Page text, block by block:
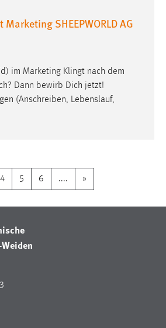
SHEEPWORLD AG
im Marketing Klingt nach dem
Dann bewirb Dich jetzt!
(Anschreiben, Lebenslauf,
4 5 6 .... »